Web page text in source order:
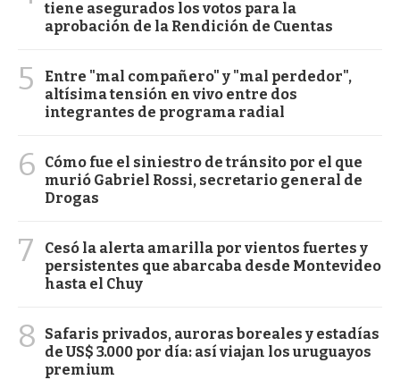
tiene asegurados los votos para la
aprobación de la Rendición de Cuentas
5
Entre "mal compañero" y "mal perdedor",
altísima tensión en vivo entre dos
integrantes de programa radial
6
Cómo fue el siniestro de tránsito por el que
murió Gabriel Rossi, secretario general de
Drogas
7
Cesó la alerta amarilla por vientos fuertes y
persistentes que abarcaba desde Montevideo
hasta el Chuy
8
Safaris privados, auroras boreales y estadías
de US$ 3.000 por día: así viajan los uruguayos
premium